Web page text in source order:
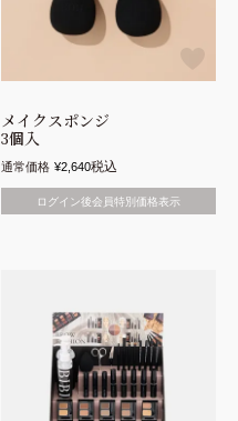
メイクスポンジ
3個入
通常価格 ¥2,640税込
ログイン後会員特別価格表示